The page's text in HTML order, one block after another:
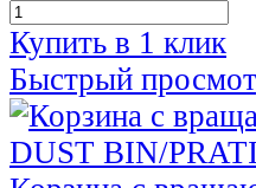
Купить в 1 клик
Быстрый